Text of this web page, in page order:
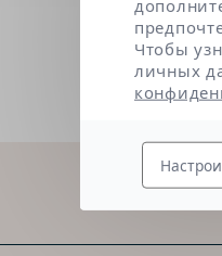
Чтобы
личных